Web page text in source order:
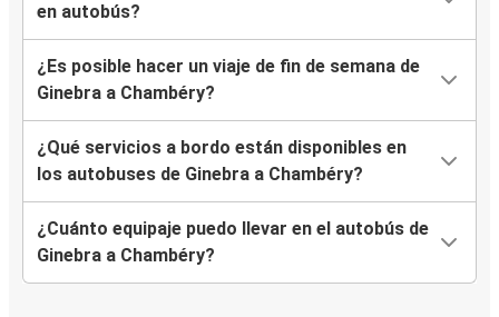
en autobús?
¿Es posible hacer un viaje de fin de semana de
Ginebra a Chambéry?
¿Qué servicios a bordo están disponibles en
los autobuses de Ginebra a Chambéry?
¿Cuánto equipaje puedo llevar en el autobús de
Ginebra a Chambéry?